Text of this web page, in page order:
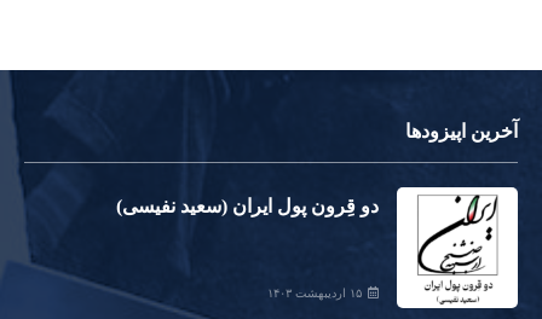
آخرین اپیزودها
دو قِرون پول ایران (سعید نفیسی)
۱۵ اردیبهشت ۱۴۰۳